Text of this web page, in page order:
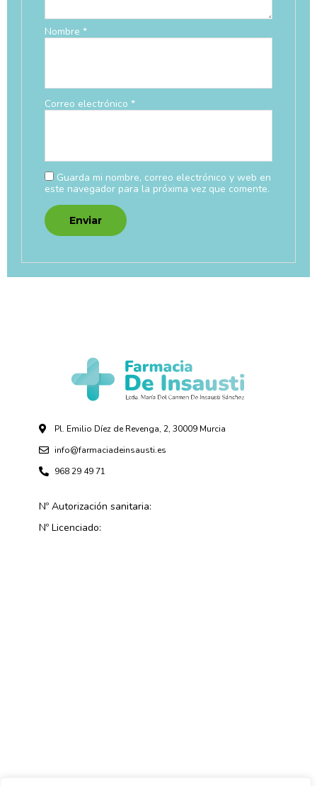
Nombre *
Correo electrónico *
Guarda mi nombre, correo electrónico y web en
este navegador para la próxima vez que comente.
Pl. Emilio Díez de Revenga, 2, 30009 Murcia
info@farmaciadeinsausti.es
968 29 49 71
Nº Autorización sanitaria:
Nº Licenciado: